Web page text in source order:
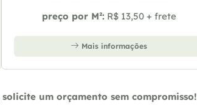
preço por M²: R$ 13,50 + frete
Mais informações
um orçamento sem compromisso!